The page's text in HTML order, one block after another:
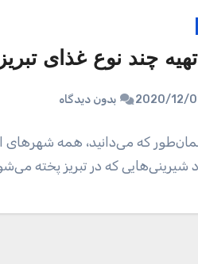
چند نوع غذای
2020/12/ بدون دیدگاه
که می‌دانید، همه
شیرینی‌هایی که در تبریز پخته